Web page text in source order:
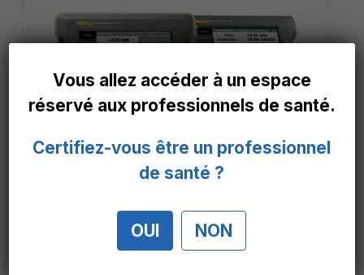
Vous allez accéder à un espace
réservé aux professionnels de santé.
Certifiez-vous être un professionnel
de santé ?
OUI NON